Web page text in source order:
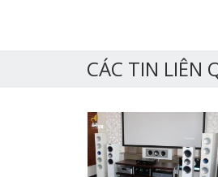
CÁC TIN LIÊN